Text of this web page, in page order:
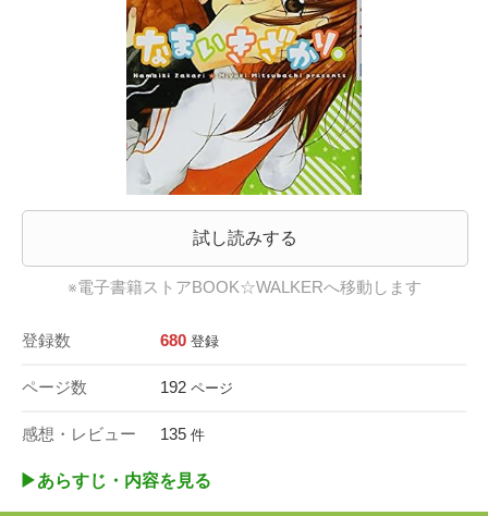
試し読みする
※電子書籍ストアBOOK☆WALKERへ移動します
登録数 680 登録
ページ数 192 ページ
感想・レビュー 135 件
▶︎あらすじ・内容を見る